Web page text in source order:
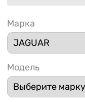
Марка
Модель